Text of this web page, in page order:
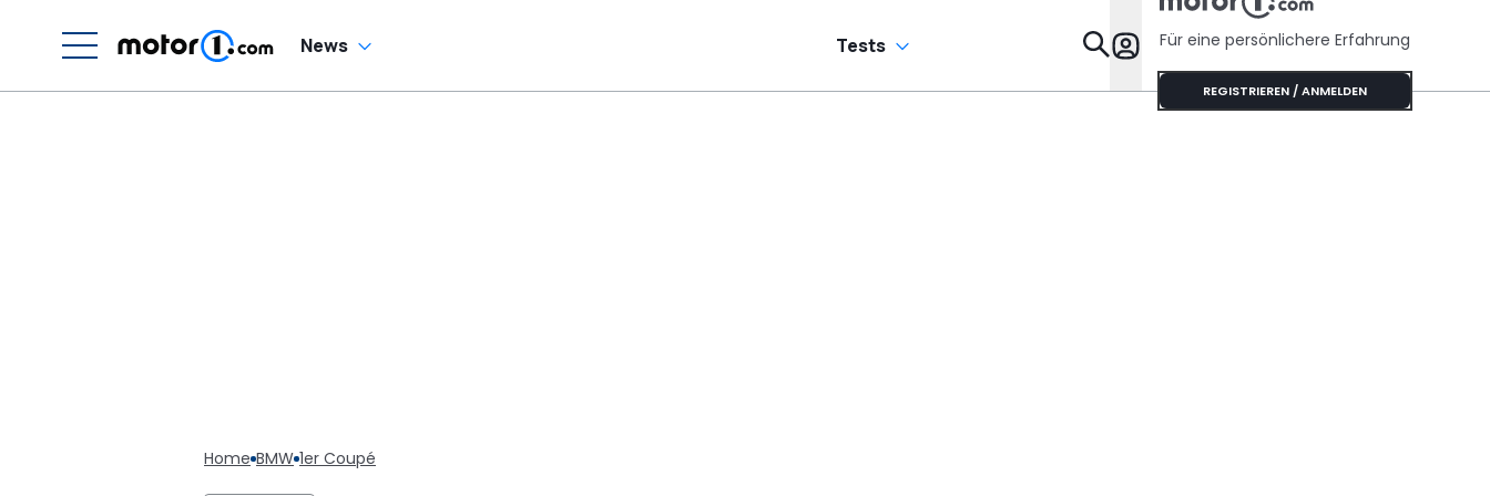
News Tests Specials
Für eine persönlichere Erfahrung
REGISTRIEREN / ANMELDEN
Home BMW 1er Coupé